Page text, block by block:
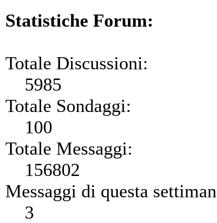
Statistiche Forum:
Totale Discussioni:
5985
Totale Sondaggi:
100
Totale Messaggi:
156802
Messaggi di questa
3